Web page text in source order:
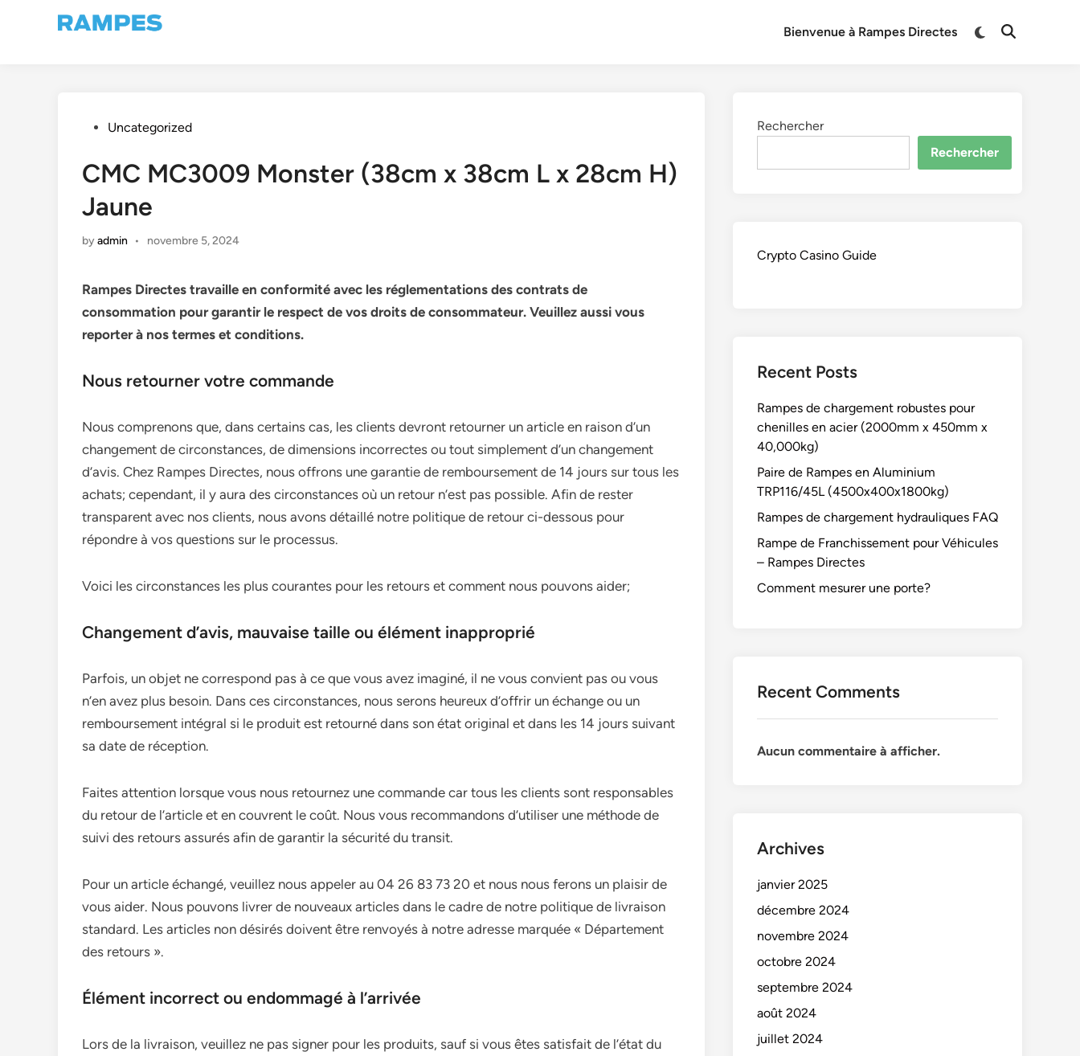
Bienvenue à Rampes Directes
Switch
Open
PostedUncategorized
CMC MC3009 Monster (38cm x 38cm L x 28cm H)
Jaune
byadmin • novembre 5, 2024
Rampes Directes travaille en conformité avec les réglementations des contrats de
consommation pour garantir le respect de vos droits de consommateur. Veuillez aussi vous
reporter à nos termes et conditions.
Nous retourner votre commande
Nous comprenons que, dans certains cas, les clients devront retourner un article en raison d’un
changement de circonstances, de dimensions incorrectes ou tout simplement d’un changement
d’avis. Chez Rampes Directes, nous offrons une garantie de remboursement de 14 jours sur tous les
achats; cependant, il y aura des circonstances où un retour n’est pas possible. Afin de rester
transparent avec nos clients, nous avons détaillé notre politique de retour ci-dessous pour
répondre à vos questions sur le processus.
Voici les circonstances les plus courantes pour les retours et comment nous pouvons aider;
Changement d’avis, mauvaise taille ou élément inapproprié
Parfois, un objet ne correspond pas à ce que vous avez imaginé, il ne vous convient pas ou vous
n’en avez plus besoin. Dans ces circonstances, nous serons heureux d’offrir un échange ou un
remboursement intégral si le produit est retourné dans son état original et dans les 14 jours suivant
sa date de réception.
Faites attention lorsque vous nous retournez une commande car tous les clients sont responsables
du retour de l’article et en couvrent le coût. Nous vous recommandons d’utiliser une méthode de
suivi des retours assurés afin de garantir la sécurité du transit.
Pour un article échangé, veuillez nous appeler au 04 26 83 73 20 et nous nous ferons un plaisir de
vous aider. Nous pouvons livrer de nouveaux articles dans le cadre de notre politique de livraison
standard. Les articles non désirés doivent être renvoyés à notre adresse marquée « Département
des retours ».
Élément incorrect ou endommagé à l’arrivée
Lors de la livraison, veuillez ne pas signer pour les produits, sauf si vous êtes satisfait de l’état du
Rechercher
Rechercher
Crypto Casino Guide
Recent Posts
Rampes de chargement robustes pour
chenilles en acier (2000mm x 450mm x
40,000kg)
Paire de Rampes en Aluminium
TRP116/45L (4500x400x1800kg)
Rampes de chargement hydrauliques FAQ
Rampe de Franchissement pour Véhicules
– Rampes Directes
Comment mesurer une porte?
Recent Comments
Aucun commentaire à afficher.
Archives
janvier 2025
décembre 2024
novembre 2024
octobre 2024
septembre 2024
août 2024
juillet 2024